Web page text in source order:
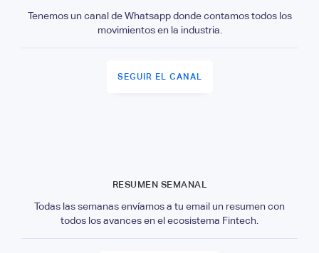
Tenemos un canal de Whatsapp donde contamos todos los
movimientos en la industria.
SEGUIR EL CANAL
RESUMEN SEMANAL
Todas las semanas envíamos a tu email un resumen con
todos los avances en el ecosistema Fintech.